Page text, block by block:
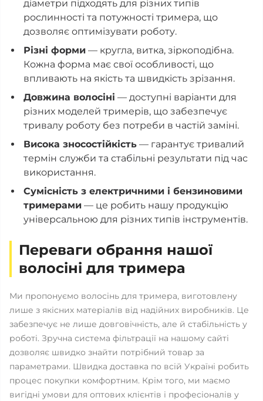
діаметри підходять для різних типів
рослинності та потужності тримера, що
дозволяє оптимізувати роботу.
Різні форми — кругла, витка, зіркоподібна.
Кожна форма має свої особливості, що
впливають на якість та швидкість зрізання.
Довжина волосіні — доступні варіанти для
різних моделей тримерів, що забезпечує
тривалу роботу без потреби в частій заміні.
Висока зносостійкість — гарантує тривалий
термін служби та стабільні результати під час
використання.
Сумісність з електричними і бензиновими
тримерами — це робить нашу продукцію
універсальною для різних типів інструментів.
Переваги обрання нашої
волосіні для тримера
Ми пропонуємо волосінь для тримера, виготовлену
лише з якісних матеріалів від надійних виробників. Це
забезпечує не лише довговічність, але й стабільність у
роботі. Зручна система фільтрації на нашому сайті
дозволяє швидко знайти потрібний товар за
параметрами. Швидка доставка по всій Україні робить
процес покупки комфортним. Крім того, ми маємо
вигідні умови для оптових клієнтів і професіоналів у